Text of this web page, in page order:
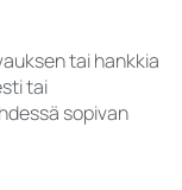
tai hankkia
tai
sopivan